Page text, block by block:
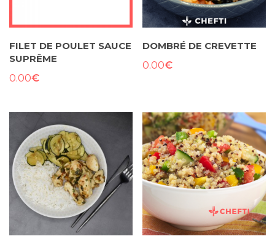
FILET DE POULET SAUCE
SUPRÊME
0.00€
DOMBRÉ DE CREVETTE
0.00€